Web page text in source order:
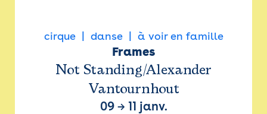
cirque danse à voir en famille
Frames
Not Standing/Alexander
Vantournhout
09→ 11 janv.